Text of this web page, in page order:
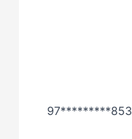
97*********853